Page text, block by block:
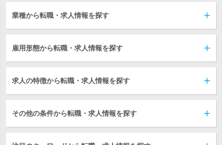
業種から転職・求人情報を探す
雇用形態から転職・求人情報を探す
求人の特徴から転職・求人情報を探す
その他の条件から転職・求人情報を探す